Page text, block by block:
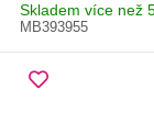
Skladem více než
MB393955